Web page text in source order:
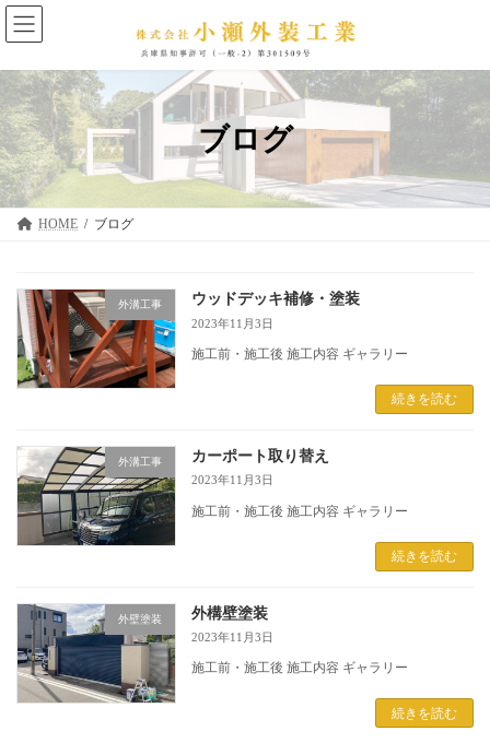
コ
ン
テ
ン
へ
ス
キ
ッ
プ
ナ
ビ
ゲ
ー
ョ
ン
に
移
動
ブログ
HOME ブログ
外溝工事 ウッドデッキ補修・塗装
2023年11月3日
施工前・施工後 施工内容 ギャラリー
続きを読む
外溝工事 カーポート取り替え
2023年11月3日
施工前・施工後 施工内容 ギャラリー
続きを読む
外壁塗装 外構壁塗装
2023年11月3日
施工前・施工後 施工内容 ギャラリー
続きを読む